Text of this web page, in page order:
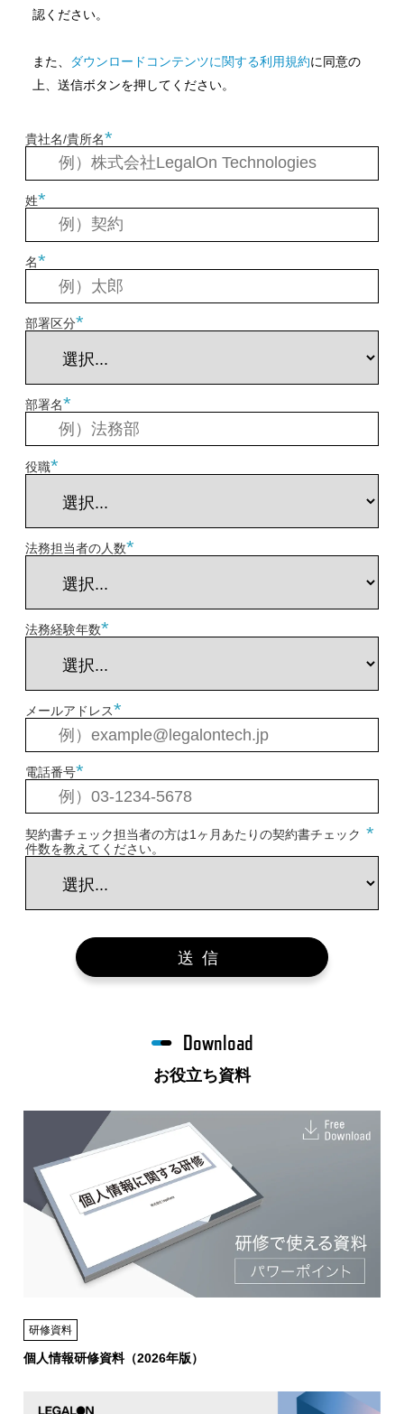
認ください。
また、 ダウンロードコンテンツに関する利用規約に同意の
上、送信ボタンを押してください。
*
貴社名/貴所名
*
姓
*
名
*
部署区分
*
部署名
*
役職
*
法務担当者の人数
*
法務経験年数
*
メールアドレス
*
電話番号
*
契約書チェック担当者の方は1ヶ月あたりの契約書チェック
件数を教えてください。
送信
お役立ち資料
Download
研修資料
個人情報研修資料（2026年版）